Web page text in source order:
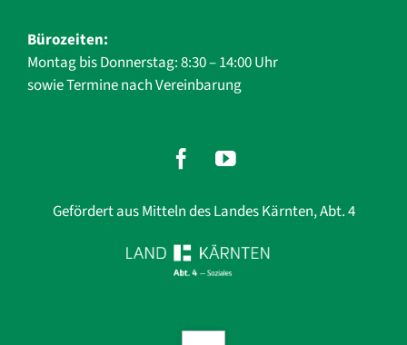
Bürozeiten:
Montag bis Donnerstag: 8:30 – 14:00 Uhr
sowie Termine nach Vereinbarung
Gefördert aus Mitteln des Landes Kärnten, Abt. 4